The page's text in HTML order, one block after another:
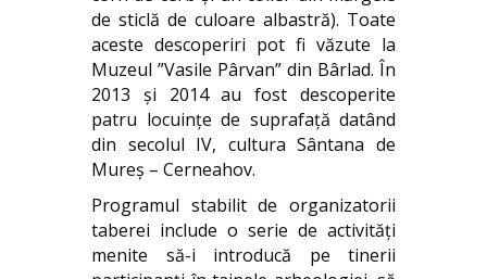
de sticlă de culoare albastră). Toate
aceste descoperiri pot fi văzute la
Muzeul ”Vasile Pârvan” din Bârlad. În
2013 și 2014 au fost descoperite
patru locuințe de suprafață datând
din secolul IV, cultura Sântana de
Mureș – Cerneahov.
Programul stabilit de organizatorii
taberei include o serie de activități
menite să-i introducă pe tinerii